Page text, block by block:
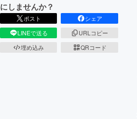
にしませんか？
ポスト
シェア
LINEで送る
URLコピー
埋め込み
QRコード